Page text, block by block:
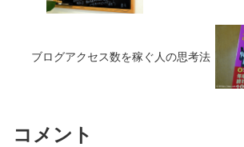
ブログアクセス数を稼ぐ人の思考法
コメント